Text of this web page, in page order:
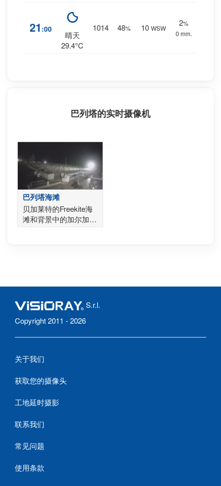
21 :00
晴天
29.4°C
1014 48% 10 WSW
2%
0 mm.
巴列塔的实时摄像机
巴列塔海滩
贝加莱特的Freekite海
滩和背景中的加尔加诺
的视图
S.r.l.
Copyright 2011 - 2026
关于我们
获取您的摄像头
工地延时摄影
联系我们
常见问题
使用条款